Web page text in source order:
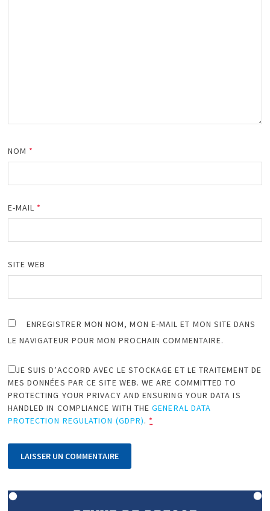
NOM *
E-MAIL *
SITE WEB
ENREGISTRER MON NOM, MON E-MAIL ET MON SITE DANS
LE NAVIGATEUR POUR MON PROCHAIN COMMENTAIRE.
JE SUIS D’ACCORD AVEC LE STOCKAGE ET LE TRAITEMENT DE
MES DONNÉES PAR CE SITE WEB. WE ARE COMMITTED TO
PROTECTING YOUR PRIVACY AND ENSURING YOUR DATA IS
HANDLED IN COMPLIANCE WITH THEGENERAL DATA
PROTECTION REGULATION (GDPR). *